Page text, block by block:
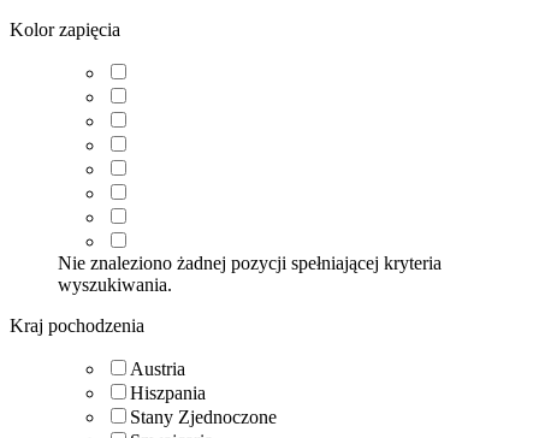
Kolor zapięcia
Nie znaleziono żadnej pozycji spełniającej kryteria
wyszukiwania.
Kraj pochodzenia
Austria
Hiszpania
Stany Zjednoczone